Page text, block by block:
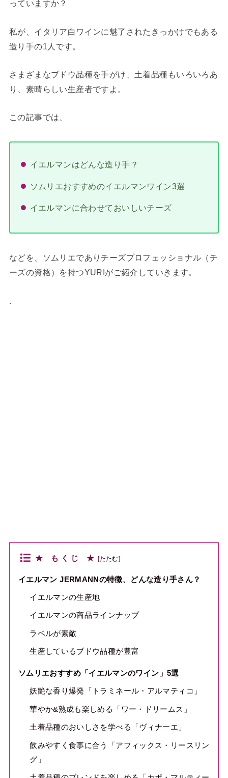
っていますか？
私が、イタリア白ワインに魅了されたきっかけでもある
造り手の1人です。
さまざまなブドウ品種を手がけ、土着品種もいろいろあ
り、素晴らしい生産者ですよ。
この記事では、
イエルマンはどんな造り手？
ソムリエおすすめのイエルマンワイン3選
イエルマンに合わせておいしいチーズ
などを、ソムリエでありチーズプロフェッショナル（チ
ーズの資格）を持つYURIがご紹介していきます。
.
★ も く じ ★ [たたむ]
イエルマン JERMANNの特徴、どんな造り手さん？
イエルマンの生産地
イエルマンの商品ラインナップ
ラベルが素敵
生産しているブドウ品種が豊富
ソムリエおすすめ「イエルマンのワイン」5選
妖艶な香り爆発「トラミネール・アルマティコ」
華やか&熟成も楽しめる「ワー・ドリームス」
土着品種のおいしさを学べる「ヴィナーエ」
飲みやすく食事に合う「アフィックス・リースリン
グ」